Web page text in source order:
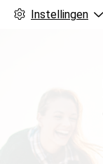
Instellingen